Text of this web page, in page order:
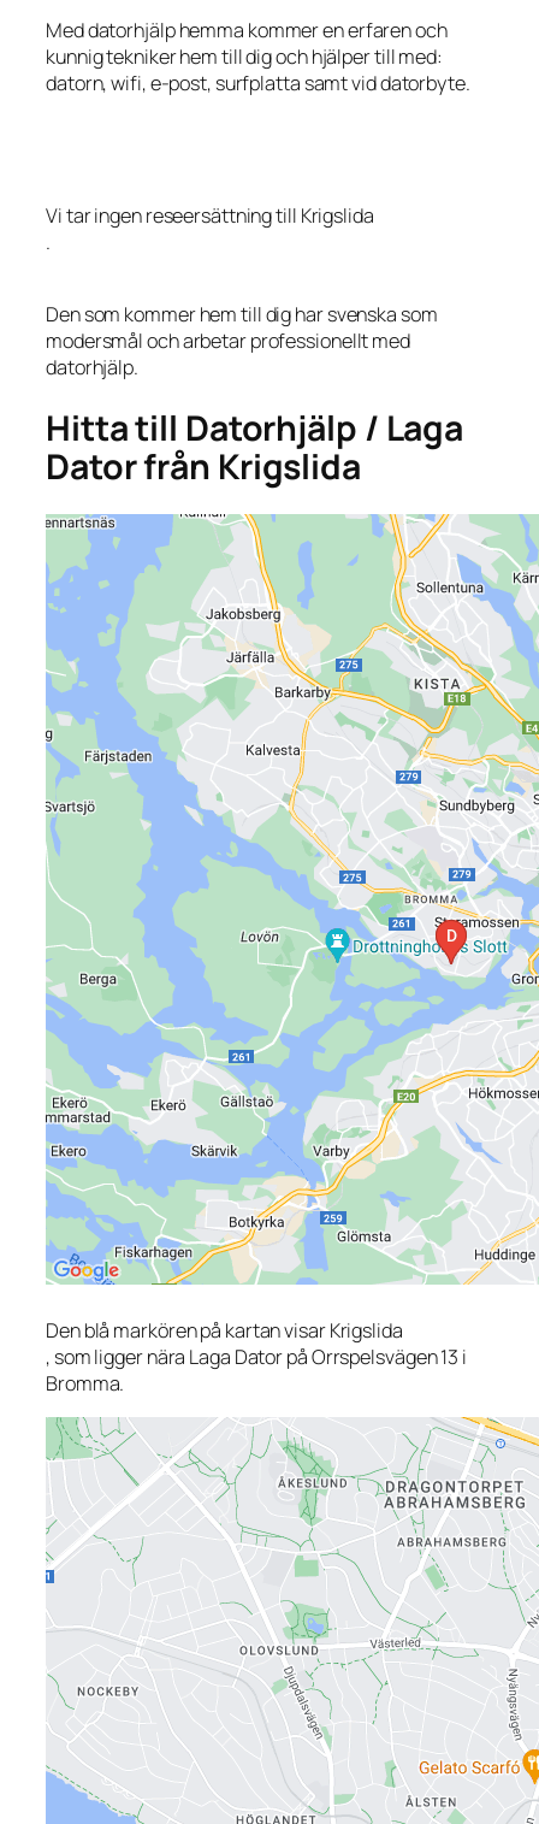
Med datorhjälp hemma kommer en erfaren och
kunnig tekniker hem till dig och hjälper till med:
datorn, wifi, e-post, surfplatta samt vid datorbyte.
Vi tar ingen reseersättning till Krigslida
.
Den som kommer hem till dig har svenska som
modersmål och arbetar professionellt med
datorhjälp.
Hitta till Datorhjälp / Laga
Dator från Krigslida
Den blå markören på kartan visar Krigslida
, som ligger nära Laga Dator på Orrspelsvägen 13 i
Bromma.